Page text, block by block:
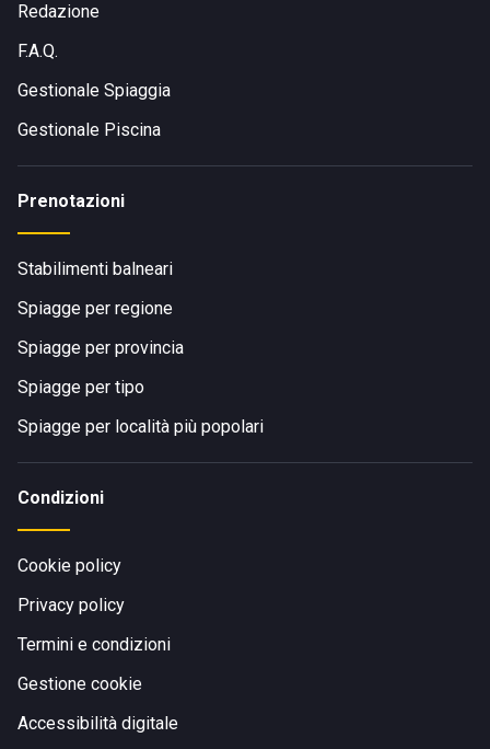
Redazione
F.A.Q.
Gestionale Spiaggia
Gestionale Piscina
Prenotazioni
Stabilimenti balneari
Spiagge per regione
Spiagge per provincia
Spiagge per tipo
Spiagge per località più popolari
Condizioni
Cookie policy
Privacy policy
Termini e condizioni
Gestione cookie
Accessibilità digitale